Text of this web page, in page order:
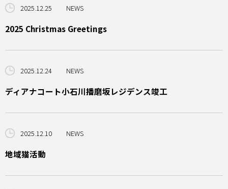
2025.12.25 NEWS
2025 Christmas Greetings
2025.12.24 NEWS
ディアナコート小石川播磨坂レジデンス竣工
2025.12.10 NEWS
地域猫活動